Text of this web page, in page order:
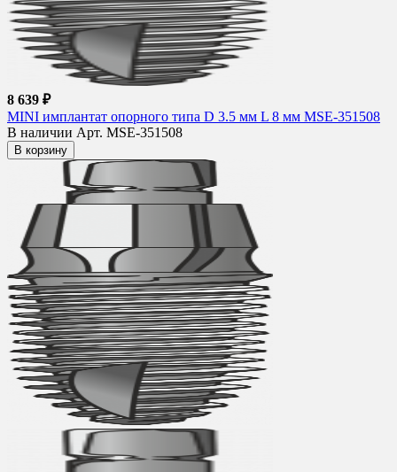
8 639 ₽
MINI имплантат опорного типа D 3.5 мм L 8 мм MSE-351508
В наличии Арт. MSE-351508
В корзину